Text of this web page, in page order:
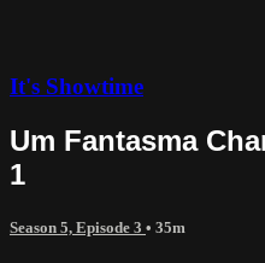
It's Showtime
Um Fantasma
1
Season 5, Episode 3 • 35m